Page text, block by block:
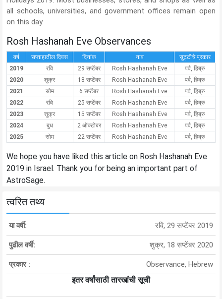
all schools, universities, and government offices remain open
on this day.
Rosh Hashanah Eve Observances
वर्ष सप्ताहातील दिवस दिनांक नाव
सुट्टीचे प्रकार
2019
रवि 29 सप्टेंबर Rosh Hashanah Eve
पर्व, हिब्रु
2020
शुक्र 18 सप्टेंबर Rosh Hashanah Eve
पर्व, हिब्रु
2021
सोम 6 सप्टेंबर Rosh Hashanah Eve
पर्व, हिब्रु
2022
रवि 25 सप्टेंबर Rosh Hashanah Eve
पर्व, हिब्रु
2023
शुक्र 15 सप्टेंबर Rosh Hashanah Eve
पर्व, हिब्रु
2024
बुध 2 ऑक्टोबर Rosh Hashanah Eve
पर्व, हिब्रु
2025
सोम 22 सप्टेंबर Rosh Hashanah Eve पर्व, हिब्रु
We hope you have liked this article on Rosh Hashanah Eve
2019 in Israel. Thank you for being an important part of
AstroSage.
त्वरित तथ्य
या वर्षी: रवि, 29 सप्टेंबर 2019
पुढील वर्षी: शुक्र, 18 सप्टेंबर 2020
प्रकार : Observance, Hebrew
इतर वर्षांसाठी तारखांची सूची